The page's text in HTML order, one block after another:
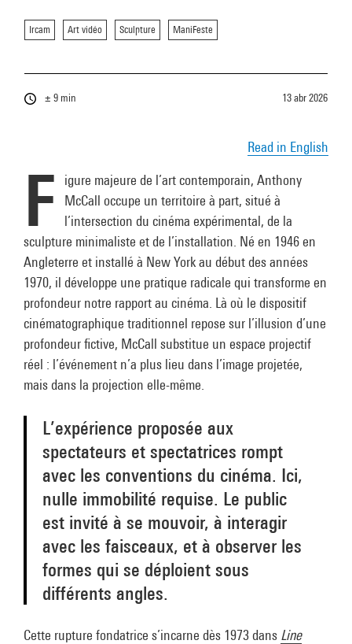
Ircam Art vidéo Sculpture ManiFeste
± 9 min 13 abr 2026
Read in English
F
igure majeure de l’art contemporain, Anthony
McCall occupe un territoire à part, situé à
l’intersection du cinéma expérimental, de la
sculpture minimaliste et de l’installation. Né en 1946 en
Angleterre et installé à New York au début des années
1970, il développe une pratique radicale qui transforme en
profondeur notre rapport au cinéma. Là où le dispositif
cinématographique traditionnel repose sur l’illusion d’une
profondeur fictive, McCall substitue un espace projectif
réel : l’événement n’a plus lieu dans l’image projetée,
mais dans la projection elle-même.
L’expérience proposée aux
spectateurs et spectatrices rompt
avec les conventions du cinéma. Ici,
nulle immobilité requise. Le public
est invité à se mouvoir, à interagir
avec les faisceaux, et à observer les
formes qui se déploient sous
différents angles.
Cette rupture fondatrice s’incarne dès 1973 dans Line